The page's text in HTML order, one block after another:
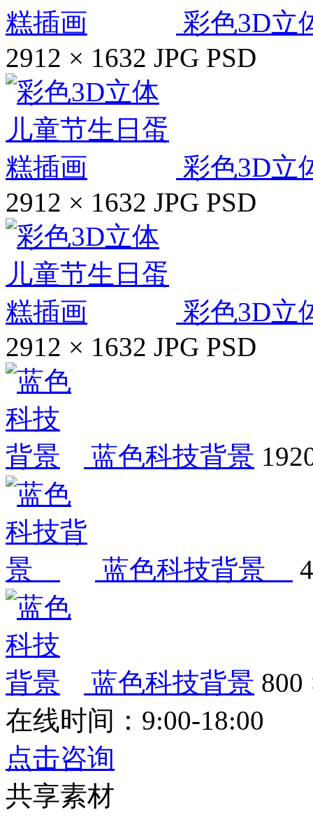
彩色3D立
2912 × 1632 JPG PSD
彩色3D立
2912 × 1632 JPG PSD
彩色3D立
2912 × 1632 JPG PSD
蓝色科技背景
蓝色科技背景
蓝色科技背景 800
在线时间：9:00-18:00
点击咨询
共享素材